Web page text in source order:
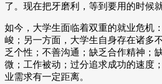
了。现在把牙磨利，等到要用的时候
如今，大学生面临着双重的就业危机
峻；另一方面，大学生自身存在诸多
乏个性；不善沟通；缺乏合作精神；
微；工作被动；过分追求成功的速度
业需求有一定距离。